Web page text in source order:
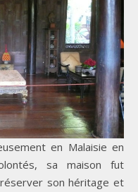
en Malaisie en
sa maison fut
son héritage et